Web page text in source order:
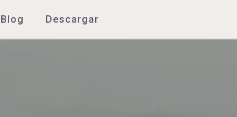
Blog Descargar